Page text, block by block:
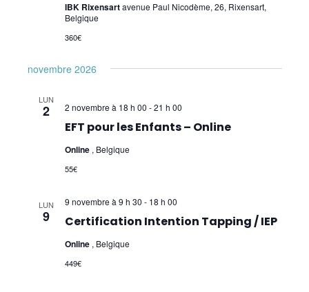
IBK Rixensartavenue Paul Nicodème, 26, Rixensart,
Belgique
360€
novembre 2026
LUN
2
EFT pour les Enfants – Online
2 novembre à 18 h 00 -21 h 00
Online , Belgique
55€
LUN
9 Certification Intention Tapping / IEP
9 novembre à 9 h 30 - 18 h 00
Online , Belgique
449€